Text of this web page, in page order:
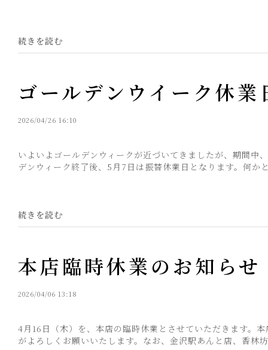
続きを読む
ゴールデンウイーク休
2026/04/26 16:10
いよいよゴールデンウィークが近づいてきましたが、期間
デンウィーク終了後、5月7日は振替休業日となります。何か
続きを読む
本店臨時休業のお知ら
2026/04/06 13:18
4月16日（木）を、本店の臨時休業とさせていただきます。
がよろしくお願いいたします。なお、金沢駅あんと店、香林